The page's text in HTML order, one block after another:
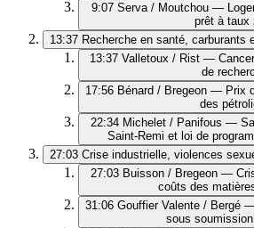
9:07 Serva / Moutchou —
prêt à taux
13:37 Recherche en santé, carburants
13:37 Valletoux / Rist —
de
17:56 Bénard / Bregeon — Prix
des
22:34 Michelet / Panifous —
Saint-Remi et loi de
27:03 Crise industrielle, violences
27:03 Buisson / Bregeon —
coûts des
31:06 Gouffier Valente / Bergé
sous